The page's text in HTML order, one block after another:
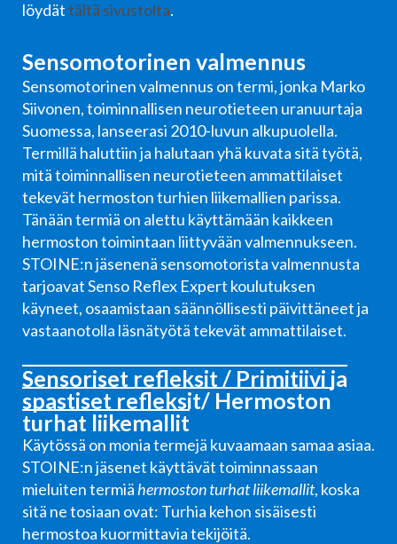
löydättältä sivustolta.
Sensomotorinen valmennus
Sensomotorinen valmennus on termi, jonka Marko
Siivonen, toiminnallisen neurotieteen uranuurtaja
Suomessa, lanseerasi 2010-luvun alkupuolella.
Termillä haluttiin ja halutaan yhä kuvata sitä työtä,
mitä toiminnallisen neurotieteen ammattilaiset
tekevät hermoston turhien liikemallien parissa.
Tänään termiä on alettu käyttämään kaikkeen
hermoston toimintaan liittyvään valmennukseen.
STOINE:n jäsenenä sensomotorista valmennusta
tarjoavat Senso Reflex Expert koulutuksen
käyneet, osaamistaan säännöllisesti päivittäneet ja
vastaanotolla läsnätyötä tekevät ammattilaiset.
Sensoriset refleksit / Primitiivi ja
spastiset refleksit/ Hermoston
turhat liikemallit
Käytössä on monia termejä kuvaamaan samaa asiaa.
STOINE:n jäsenet käyttävät toiminnassaan
mieluiten termiähermoston turhat liikemallit, koska
sitä ne tosiaan ovat: Turhia kehon sisäisesti
hermostoa kuormittavia tekijöitä.